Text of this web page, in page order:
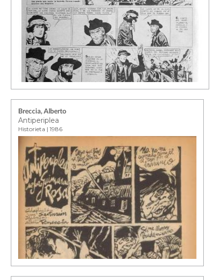
Breccia, Alberto
Antiperiplea
Historieta | 1986